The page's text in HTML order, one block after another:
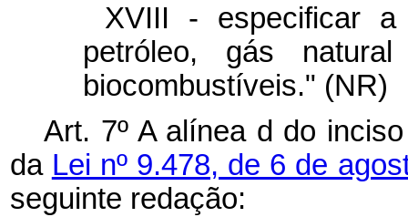
XVIII - especificar a
petróleo, gás
biocombustíveis." (NR)
Art. 7º A alínea d do
da Lei nº 9.478, de 6 de
seguinte redação: